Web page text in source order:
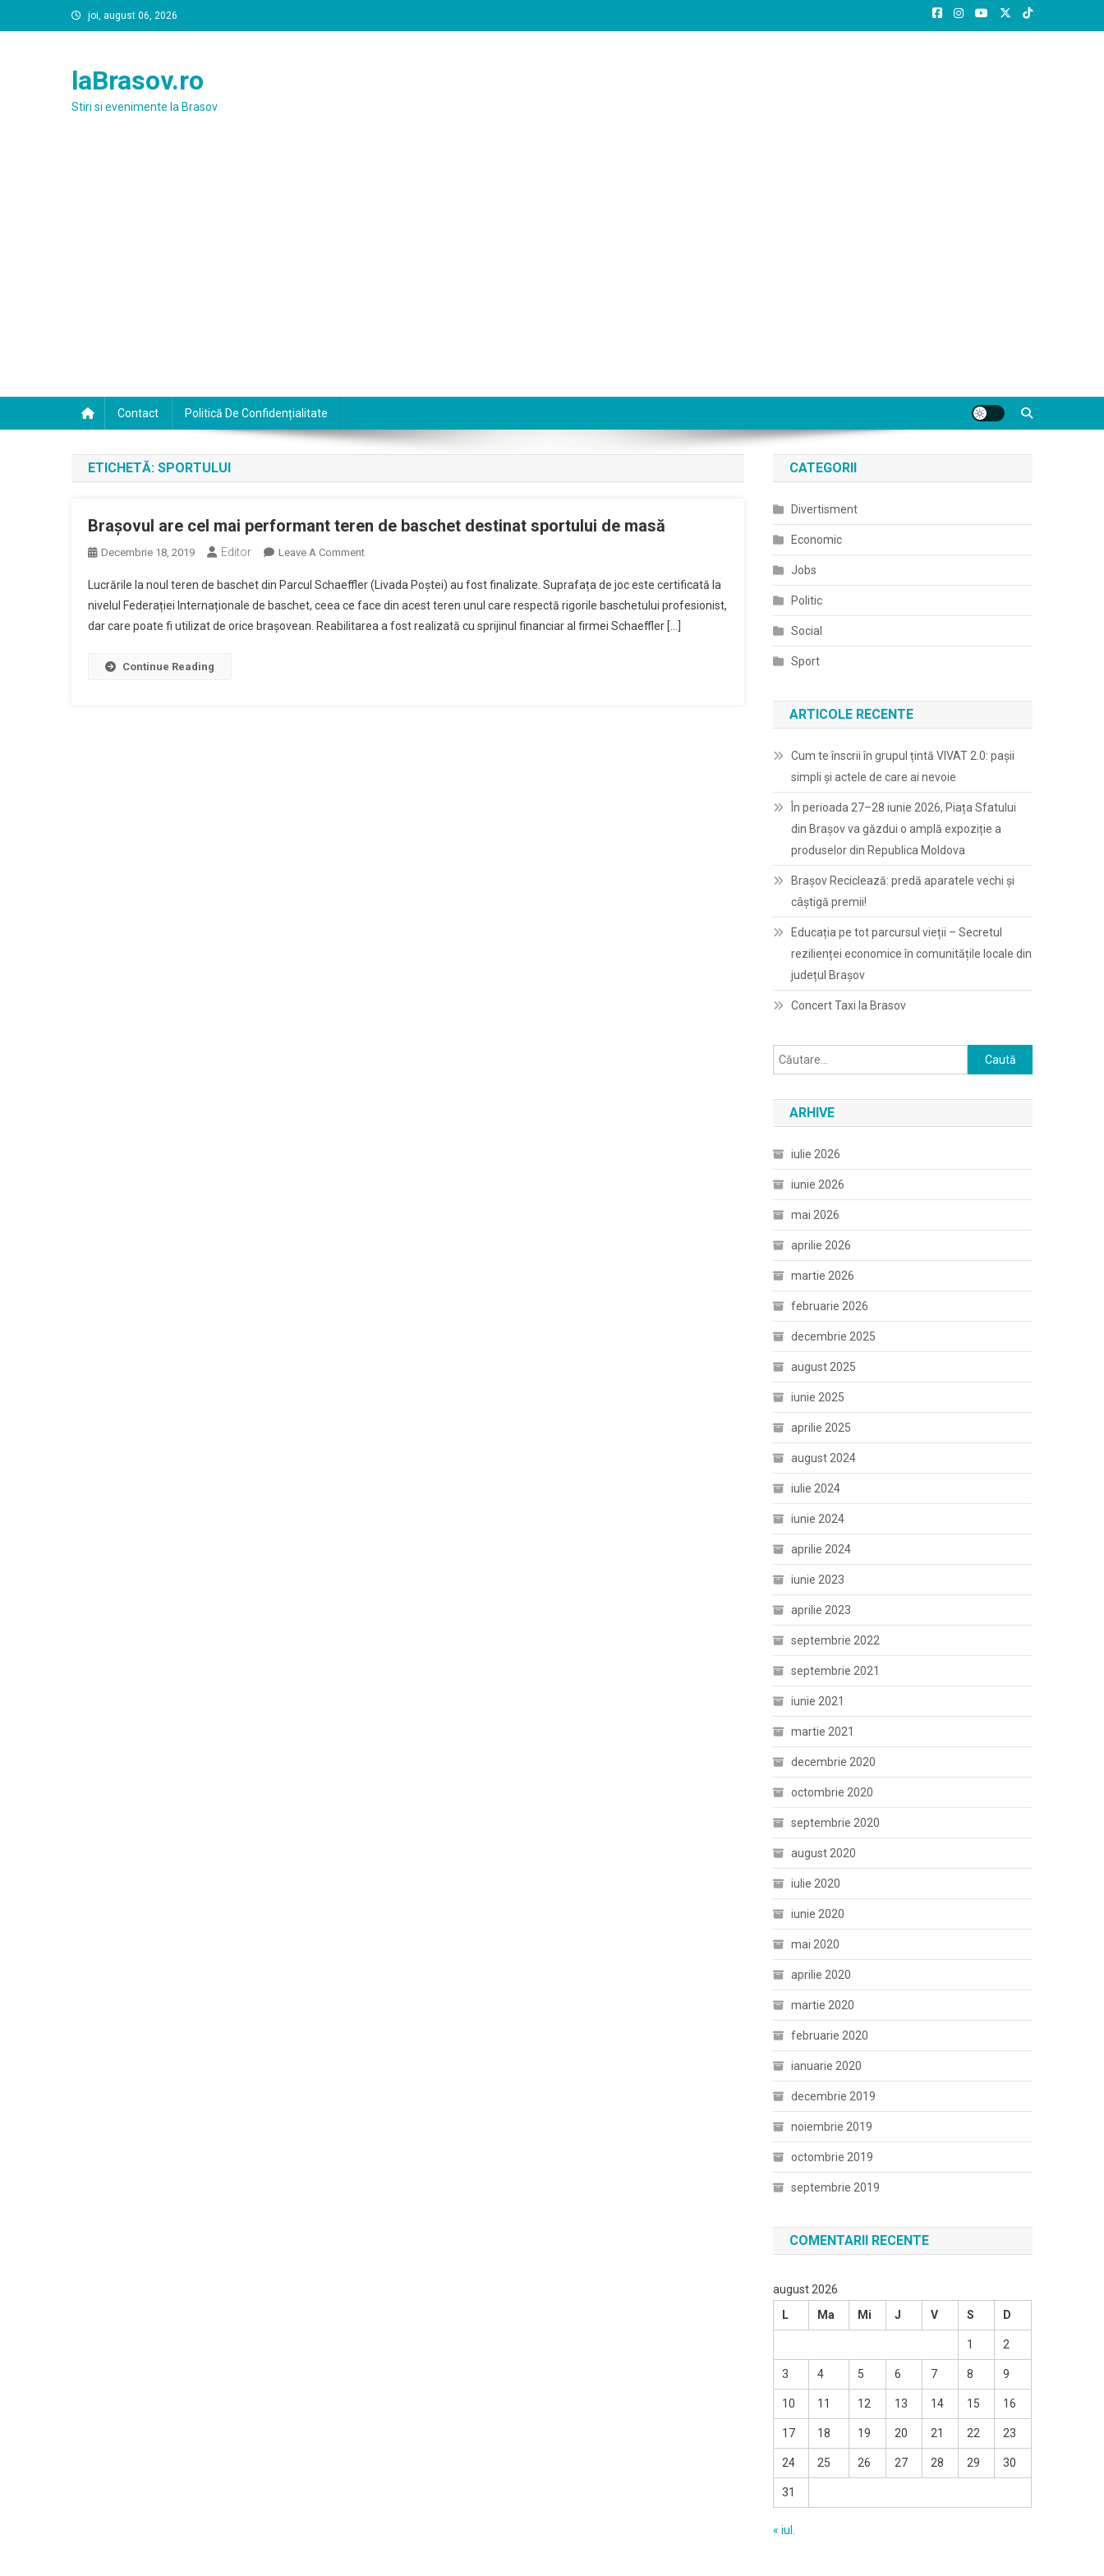
to
joi, august 06, 2026
laBrasov.ro
Stiri si evenimente la Brasov
Contact Politică De Confidențialitate
ETICHETĂ: SPORTULUI
Brașovul are cel mai performant teren de baschet destinat sportului de masă
Decembrie 18, 2019 Editor Leave A CommentOn
Are
Cel
Mai
Lucrările la noul teren de baschet din Parcul Schaeffler (Livada Poștei) au fost finalizate. Suprafața de joc este certificată la
nivelul Federației Internaționale de baschet, ceea ce face din acest teren unul care respectă rigorile baschetului profesionist,
dar care poate fi utilizat de orice brașovean. Reabilitarea a fost realizată cu sprijinul financiar al firmei Schaeffler […]
Continue Reading
CATEGORII
Divertisment
Economic
Jobs
Politic
Social
Sport
ARTICOLE RECENTE
Cum te înscrii în grupul țintă VIVAT 2.0: pașii
simpli și actele de care ai nevoie
În perioada 27–28 iunie 2026, Piața Sfatului
din Brașov va găzdui o amplă expoziție a
produselor din Republica Moldova
Brașov Reciclează: predă aparatele vechi și
câștigă premii!
Educația pe tot parcursul vieții – Secretul
rezilienței economice în comunitățile locale din
județul Brașov
Concert Taxi la Brasov
Caută
după:
ARHIVE
iulie 2026
iunie 2026
mai 2026
aprilie 2026
martie 2026
februarie 2026
decembrie 2025
august 2025
iunie 2025
aprilie 2025
august 2024
iulie 2024
iunie 2024
aprilie 2024
iunie 2023
aprilie 2023
septembrie 2022
septembrie 2021
iunie 2021
martie 2021
decembrie 2020
octombrie 2020
septembrie 2020
august 2020
iulie 2020
iunie 2020
mai 2020
aprilie 2020
martie 2020
februarie 2020
ianuarie 2020
decembrie 2019
noiembrie 2019
octombrie 2019
septembrie 2019
COMENTARII RECENTE
august 2026
L
Ma Mi J V S D
1 2
3 4 5 6 7 8 9
10 11 12 13 14 15 16
17 18 19 20 21 22 23
24 25 26 27 28 29 30
31
« iul.